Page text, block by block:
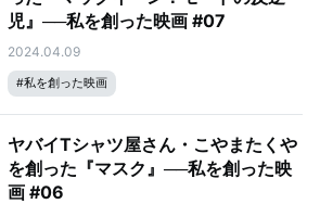
児』──私を創った映画 #07
2024.04.09
#私を創った映画
ヤバイTシャツ屋さん・こやまたくや
を創った『マスク』──私を創った映
画 #06